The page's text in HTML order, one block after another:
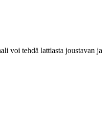
voi tehdä lattiasta joustavan ja